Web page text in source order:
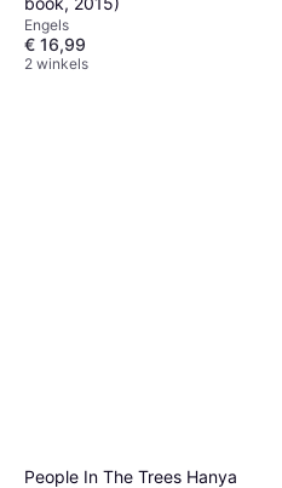
Engels
€ 16,99
2 winkels
People In The Trees Hanya